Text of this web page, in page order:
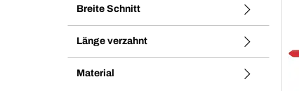
Breite Schnitt
Länge verzahnt
Material